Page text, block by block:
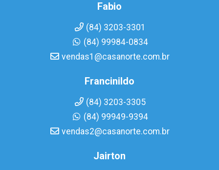
Fabio
(84) 3203-3301
(84) 99984-0834
vendas1@casanorte.com.br
Francinildo
(84) 3203-3305
(84) 99949-9394
vendas2@casanorte.com.br
Jairton